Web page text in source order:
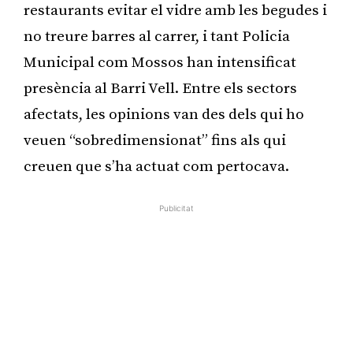
restaurants evitar el vidre amb les begudes i
no treure barres al carrer, i tant Policia
Municipal com Mossos han intensificat
presència al Barri Vell. Entre els sectors
afectats, les opinions van des dels qui ho
veuen “sobredimensionat” fins als qui
creuen que s’ha actuat com pertocava.
Publicitat